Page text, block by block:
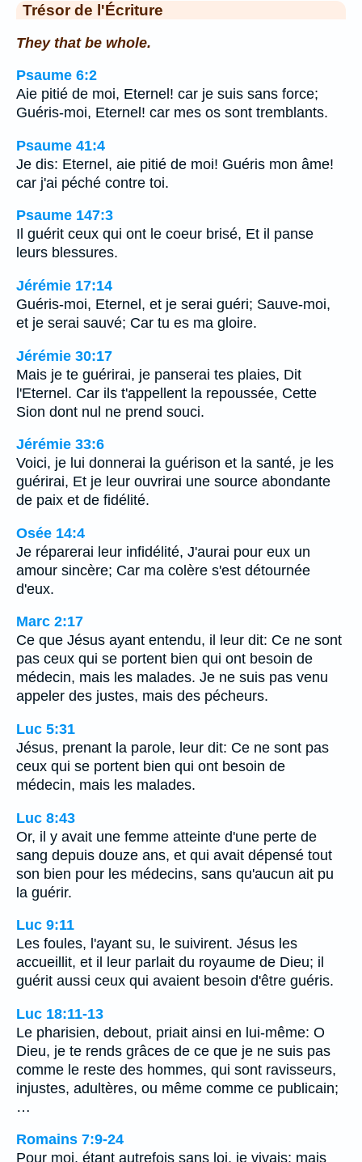
Trésor de l'Écriture
They that be whole.
Psaume 6:2
Aie pitié de moi, Eternel! car je suis sans force;
Guéris-moi, Eternel! car mes os sont tremblants.
Psaume 41:4
Je dis: Eternel, aie pitié de moi! Guéris mon âme!
car j'ai péché contre toi.
Psaume 147:3
Il guérit ceux qui ont le coeur brisé, Et il panse
leurs blessures.
Jérémie 17:14
Guéris-moi, Eternel, et je serai guéri; Sauve-moi,
et je serai sauvé; Car tu es ma gloire.
Jérémie 30:17
Mais je te guérirai, je panserai tes plaies, Dit
l'Eternel. Car ils t'appellent la repoussée, Cette
Sion dont nul ne prend souci.
Jérémie 33:6
Voici, je lui donnerai la guérison et la santé, je les
guérirai, Et je leur ouvrirai une source abondante
de paix et de fidélité.
Osée 14:4
Je réparerai leur infidélité, J'aurai pour eux un
amour sincère; Car ma colère s'est détournée
d'eux.
Marc 2:17
Ce que Jésus ayant entendu, il leur dit: Ce ne sont
pas ceux qui se portent bien qui ont besoin de
médecin, mais les malades. Je ne suis pas venu
appeler des justes, mais des pécheurs.
Luc 5:31
Jésus, prenant la parole, leur dit: Ce ne sont pas
ceux qui se portent bien qui ont besoin de
médecin, mais les malades.
Luc 8:43
Or, il y avait une femme atteinte d'une perte de
sang depuis douze ans, et qui avait dépensé tout
son bien pour les médecins, sans qu'aucun ait pu
la guérir.
Luc 9:11
Les foules, l'ayant su, le suivirent. Jésus les
accueillit, et il leur parlait du royaume de Dieu; il
guérit aussi ceux qui avaient besoin d'être guéris.
Luc 18:11-13
Le pharisien, debout, priait ainsi en lui-même: O
Dieu, je te rends grâces de ce que je ne suis pas
comme le reste des hommes, qui sont ravisseurs,
injustes, adultères, ou même comme ce publicain;
…
Romains 7:9-24
Pour moi, étant autrefois sans loi, je vivais; mais